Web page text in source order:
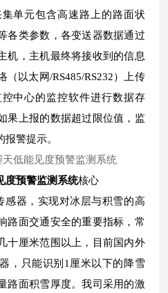
单元包含高速路上的路面状
各类参数，各变送器数据通过
机，主机最终将接收到的信息
以太网/RS485/RS232）上传
中心的监控软件进行数据存
果上报的数据超过限位值，监
警提示。
度预警监测系统核心
感器，实现对冰层与积雪的高
路面交通安全的重要指标，常
十厘米范围以上，目前国内外
，只能识别1厘米以下的降雪
路面积雪厚度。我司采用的激